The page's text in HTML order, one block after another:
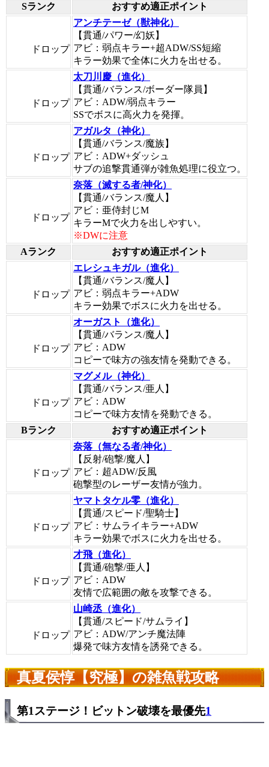
Sランク おすすめ適正ポイント
ドロップ
アンチテーゼ（獣神化）
【貫通/パワー/幻妖】
アビ：弱点キラー+超ADW/SS短縮
キラー効果で全体に火力を出せる。
ドロップ
太刀川慶（進化）
【貫通/バランス/ボーダー隊員】
アビ：ADW/弱点キラー
SSでボスに高火力を発揮。
ドロップ
アガルタ（神化）
【貫通/バランス/魔族】
アビ：ADW+ダッシュ
サブの追撃貫通弾が雑魚処理に役立つ。
ドロップ
奈落（滅する者/神化）
【貫通/バランス/魔人】
アビ：亜侍封じM
キラーMで火力を出しやすい。
※DWに注意
Aランク
おすすめ適正ポイント
ドロップ
エレシュキガル（進化）
【貫通/バランス/魔人】
アビ：弱点キラー+ADW
キラー効果でボスに火力を出せる。
ドロップ
オーガスト（進化）
【貫通/バランス/魔人】
アビ：ADW
コピーで味方の強友情を発動できる。
ドロップ
マグメル（神化）
【貫通/バランス/亜人】
アビ：ADW
コピーで味方友情を発動できる。
Bランク
おすすめ適正ポイント
ドロップ
奈落（無なる者/神化）
【反射/砲撃/魔人】
アビ：超ADW/反風
砲撃型のレーザー友情が強力。
ドロップ
ヤマトタケル零（進化）
【貫通/スピード/聖騎士】
アビ：サムライキラー+ADW
キラー効果でボスに火力を出せる。
ドロップ
才飛（進化）
【貫通/砲撃/亜人】
アビ：ADW
友情で広範囲の敵を攻撃できる。
ドロップ
山崎丞（進化）
【貫通/スピード/サムライ】
アビ：ADW/アンチ魔法陣
爆発で味方友情を誘発できる。
真夏侯惇【究極】の雑魚戦攻略
第1ステージ！ビットン破壊を最優先1